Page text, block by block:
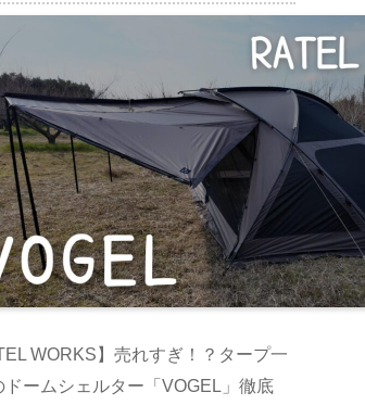
WORKS】売れすぎ！？タープ一
ドームシェルター「VOGEL」徹底